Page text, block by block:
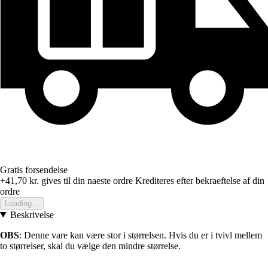
Gratis forsendelse
+41,70 kr. gives til din naeste ordre Krediteres efter bekraeftelse af din
ordre
Loading...
Beskrivelse
OBS: Denne vare kan være stor i størrelsen. Hvis du er i tvivl mellem
to størrelser, skal du vælge den mindre størrelse.